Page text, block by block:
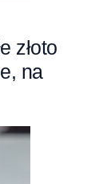
złoto
na